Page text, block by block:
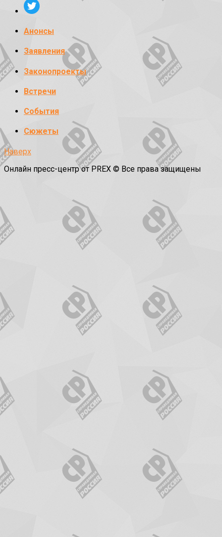
Анонсы
Заявления
Законопроекты
Встречи
События
Сюжеты
Наверх
Онлайн пресс-центр от PREX © Все права защищены